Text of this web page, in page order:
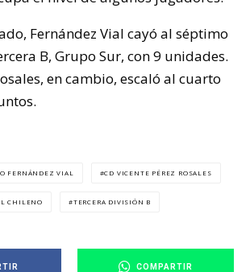
Fernández Vial cayó al séptimo
B, Grupo Sur, con 9 unidades.
en cambio, escaló al cuarto
FERNÁNDEZ VIAL CD VICENTE PÉREZ ROSALES
CHILENO TERCERA DIVISIÓN B
COMPARTIR